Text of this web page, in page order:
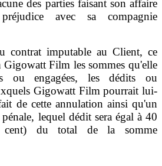
des parties faisant son affaire
avec sa compagnie
contrat imputable au Client, ce
Gigowatt Film les sommes qu'elle
ou engagées, les dédits ou
Gigowatt Film pourrait lui-
de cette annulation ainsi qu'un
lequel dédit sera égal à 40
cent) du total de la somme